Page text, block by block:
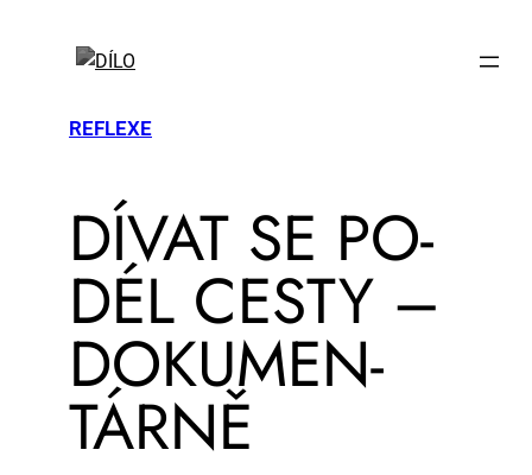
REFLEXE
DÍ­VAT SE PO­
DÉL CES­TY –
DO­KU­MEN­
TÁR­NĚ